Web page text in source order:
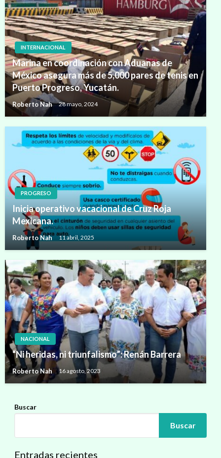
INTERNACIONAL
Marina en coordinación con Aduanas de
México asegura más de 5,000 pares de tenis en
Puerto Progreso, Yucatán.
Roberto Nah 28 mayo, 2024
PROGRESO
Inicia operativo vacacional de Cruz Roja
Mexicana.
Roberto Nah 11 abril, 2025
NACIONAL
“Ni heridas, ni triunfalismo”: Renán Barrera
Roberto Nah 16 agosto, 2023
Buscar
Buscar
Entradas recientes